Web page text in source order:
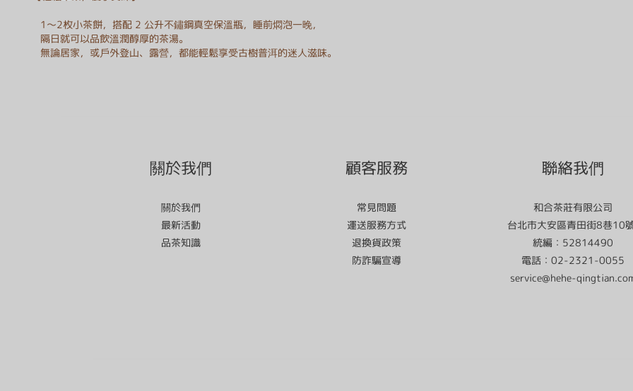
1～2枚小茶餅，搭配 2 公升不鏽鋼真空保溫瓶，睡前燜泡一晚，
隔日就可以品飲溫潤醇厚的茶湯。
無論居家，或戶外登山、露營，都能輕鬆享受古樹普洱的迷人滋味。
關於我們
關於我們
最新活動
品茶知識
顧客服務
常見問題
運送服務方式
退換貨政策
防詐騙宣導
聯絡我們
和合茶莊有限公司
台北市大安區青田街8巷10
統編：52814490
電話：02-2321-0055
service@hehe-